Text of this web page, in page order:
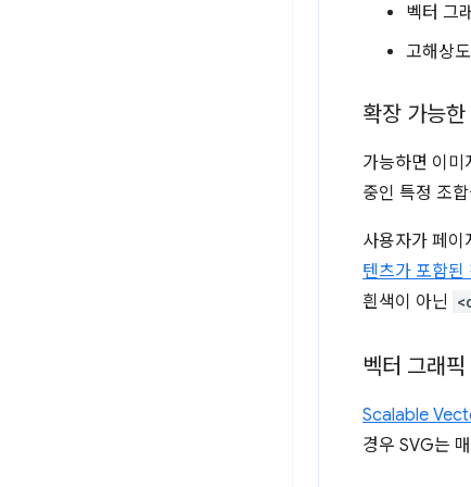
벡터 그
고해상
확장 가능
가능하면 이미
중인 특정 조
사용자가 페
텐츠가 포함된
흰색이 아닌
벡터 그래
Scalable
경우 SVG는